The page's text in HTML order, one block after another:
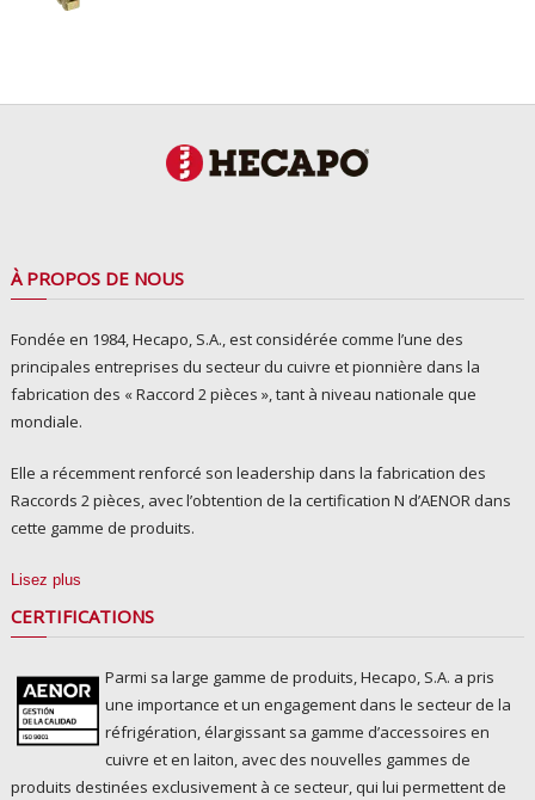
À PROPOS DE NOUS
Fondée en 1984, Hecapo, S.A., est considérée comme l’une des
principales entreprises du secteur du cuivre et pionnière dans la
fabrication des « Raccord 2 pièces », tant à niveau nationale que
mondiale.
Elle a récemment renforcé son leadership dans la fabrication des
Raccords 2 pièces, avec l’obtention de la certification N d’AENOR dans
cette gamme de produits.
Lisez plus
CERTIFICATIONS
Parmi sa large gamme de produits, Hecapo, S.A. a pris
une importance et un engagement dans le secteur de la
réfrigération, élargissant sa gamme d’accessoires en
cuivre et en laiton, avec des nouvelles gammes de
produits destinées exclusivement à ce secteur, qui lui permettent de